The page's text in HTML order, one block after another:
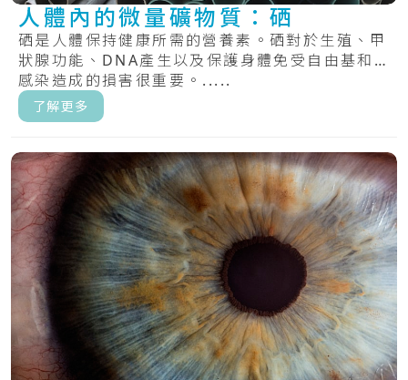
人體內的微量礦物質：硒
硒是人體保持健康所需的營養素。硒對於生殖、甲
狀腺功能、DNA產生以及保護身體免受自由基和
感染造成的損害很重要。.....
了解更多